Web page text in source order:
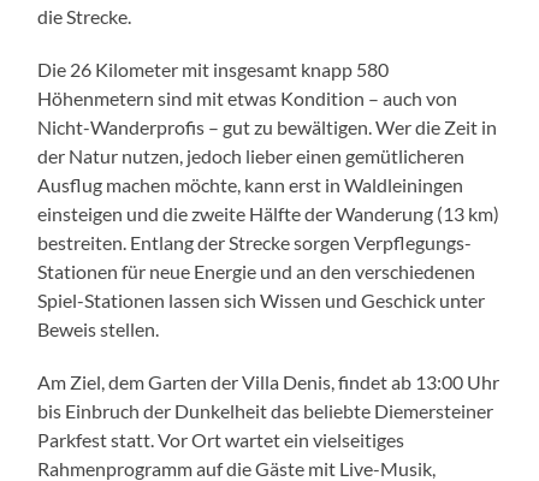
die Strecke.
Die 26 Kilometer mit insgesamt knapp 580
Höhenmetern sind mit etwas Kondition – auch von
Nicht-Wanderprofis – gut zu bewältigen. Wer die Zeit in
der Natur nutzen, jedoch lieber einen gemütlicheren
Ausflug machen möchte, kann erst in Waldleiningen
einsteigen und die zweite Hälfte der Wanderung (13 km)
bestreiten. Entlang der Strecke sorgen Verpflegungs-
Stationen für neue Energie und an den verschiedenen
Spiel-Stationen lassen sich Wissen und Geschick unter
Beweis stellen.
Am Ziel, dem Garten der Villa Denis, findet ab 13:00 Uhr
bis Einbruch der Dunkelheit das beliebte Diemersteiner
Parkfest statt. Vor Ort wartet ein vielseitiges
Rahmenprogramm auf die Gäste mit Live-Musik,